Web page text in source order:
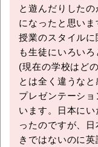
と遊んだりした
になったと思いま
授業のスタイル
も生徒にいろい
(現在の学校はど
とは全く違うな
プレゼンテーシ
います。日本に
ったのですが、
きではないのに